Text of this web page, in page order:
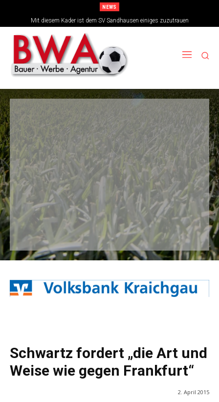
NEWS
Mit diesem Kader ist dem SV Sandhausen einiges zuzutrauen
TSG-Erfolgsarchitekten sehen sich für den Tanz auf drei Hochzeiten gut
aufgestellt
Schwartz fordert „die Art und
Weise wie gegen Frankfurt“
2. April 2015